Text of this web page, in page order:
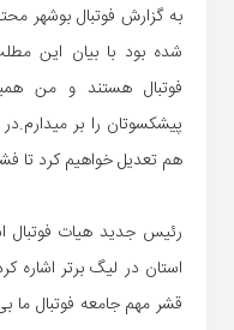
به گزارش فوتبال بوشهر
شده بود با بیان این
فوتبال هستند و من
پیشکسوتان را بر
هم تعدیل خواهیم کرد تا
رئیس جدید هیات فوتبال
استان در لیگ برتر اشاره
قشر مهم جامعه فوتبال ما